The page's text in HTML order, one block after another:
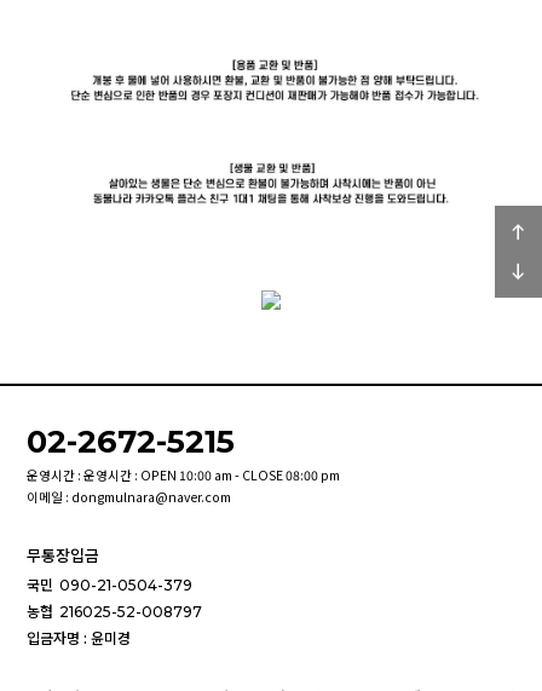
02-2672-5215
운영시간 : 운영시간 : OPEN 10:00 am - CLOSE 08:00 pm
이메일 : dongmulnara@naver.com
무통장입금
국민 090-21-0504-379
농협 216025-52-008797
입금자명 : 윤미경